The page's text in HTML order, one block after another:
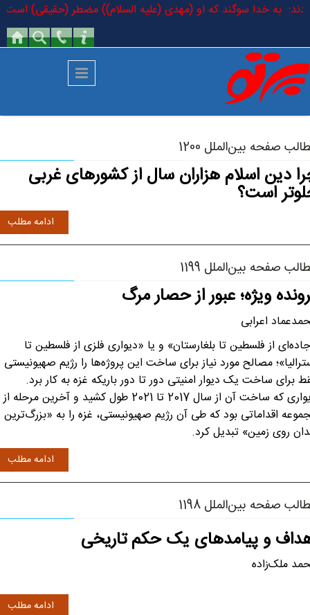
رفتن به محتوای اصلی
فرمودند: به خدا سوگند که او (مهدی (علیه السلام)) مضطر (حقیقی) است
صفحه بین‌الملل 1200
دین اسلام هزاران سال از کشورهای غربی
است؟
ادامه مطلب
صفحه بین‌الملل 1199
ویژه؛ عبور از حصار مرگ
اعرابی
از فلسطین تا بلغارستان» و یا «دیواری فلزی از فلسطین تا
مصالح مورد نیاز برای ساخت این پروژه‌ها را رژیم صهیونیستی
برای ساخت یک دیوار امنیتی دور تا دور باریکه غزه به کار برد.
دیواری که ساخت آن از سال 2017 تا 2021 طول کشید و آخرین مرحله از
اقداماتی بود که طی آن رژیم صهیونیستی، غزه را به «بزرگ‌ترین
روی زمین» تبدیل کرد.
ادامه مطلب
صفحه بین‌الملل 1198
و پیامدهای یک حکم تاریخی
ملک‌زاده
ادامه مطلب